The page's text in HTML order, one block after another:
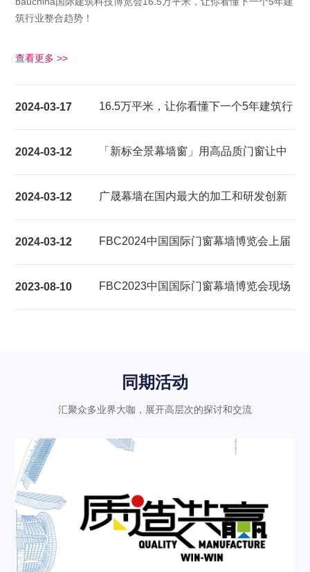
筑行业整合趋势！
查看更多 >>
2024-03-17 16.5万平米，让你看懂下一个5年建筑行
2024-03-12
「新标全景幕墙窗」用高品质门窗让中
验
2024-03-12 广晟幕墙在国内最大的加工和研发创新
2024-03-12
FBC2024中国国际门窗幕墙博览会上届
2023-08-10
FBC2023中国国际门窗幕墙博览会现场
同期活动
汇聚众多业界大咖，展开高层次的探讨和交流